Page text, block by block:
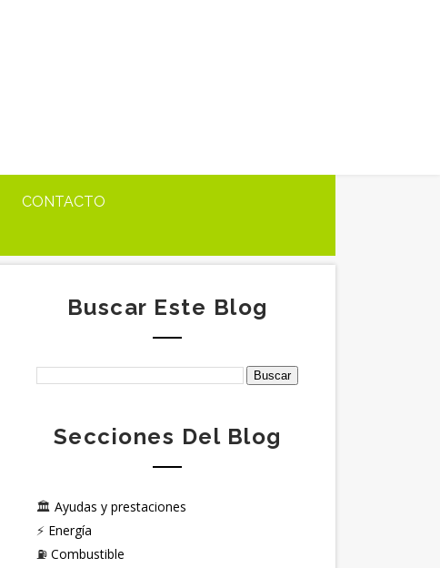
CONTACTO
Buscar Este Blog
Secciones Del Blog
🏛️ Ayudas y prestaciones
⚡ Energía
⛽ Combustible